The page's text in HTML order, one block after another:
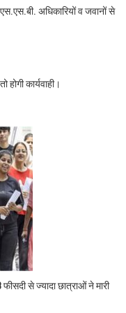
अधिकारियों व जवानों से
कार्यवाही।
से ज्यादा छात्राओं ने मारी